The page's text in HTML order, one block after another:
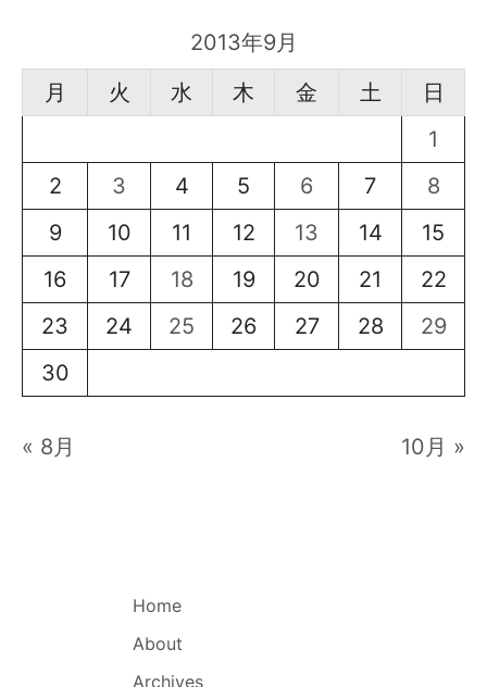
2013年9月
月
火 水 木 金 土
日
1
2
3 4 5 6 7
8
9
10 11 12 13 14
15
16
17 18 19 20 21
22
23
24 25 26 27 28
29
30
« 8月 10月 »
Home
About
Archives